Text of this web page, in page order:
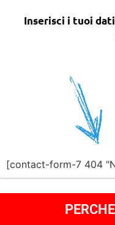
Inserisci i tuoi
[contact-form-7 404